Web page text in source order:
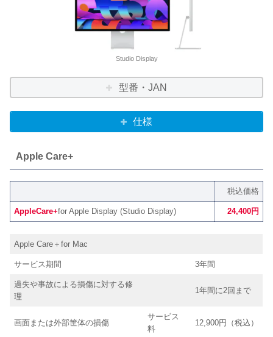
Studio Display
型番・JAN
仕様
Apple Care+
税込価格
AppleCare+for Apple Display (Studio Display) 24,400円
Apple Care＋for Mac
サービス期間 3年間
過失や事故による損傷に対する修
理
1年間に2回まで
画面または外部筐体の損傷
サービス
料
12,900円（税込）